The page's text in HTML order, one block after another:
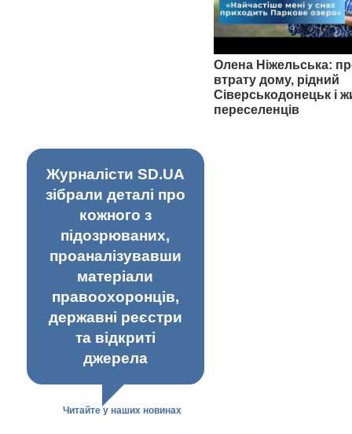
Олена Ніжельська:
втрату дому, рідний
Сіверськодонецьк і
переселенців
Журналісти SD.UA
зібрали деталі про
кожного з
підозрюваних,
проаналізувавши
матеріали
правоохоронців,
державні реєстри
та відкриті
джерела
Читайте у наших новинах